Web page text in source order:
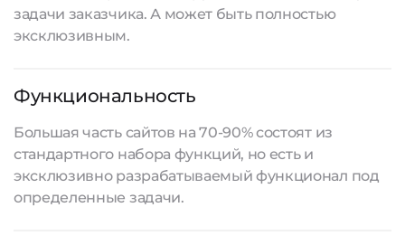
задачи заказчика. А может быть полностью
эксклюзивным.
Функциональность
Большая часть сайтов на 70-90% состоят из
стандартного набора функций, но есть и
эксклюзивно разрабатываемый функционал под
определенные задачи.